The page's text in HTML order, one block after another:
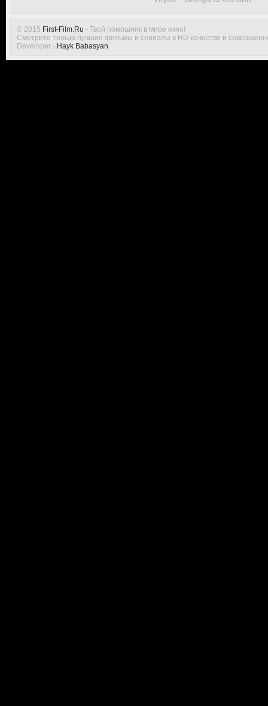
© 2015 First-Film.Ru - Твой помошник в мире кино!
Смотрите только лучшие фильмы и сериалы в HD-качестве и
Developer - Hayk Babasyan